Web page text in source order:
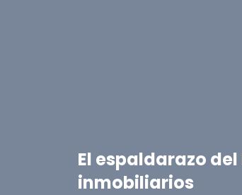
El espaldarazo
inmobiliarios